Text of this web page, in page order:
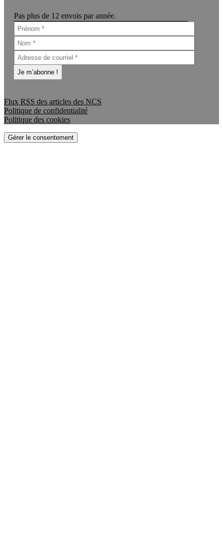
Pas plus de 12 envois par année.
Flux RSS des articles des NCS
Politique de confidentialité
Politique des cookies
Gérer le consentement